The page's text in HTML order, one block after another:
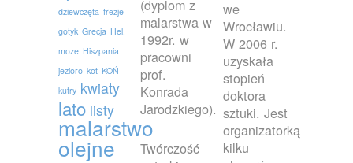
dziewczęta frezje
gotyk Grecja Hel.
moze Hiszpania
jezioro kot KOŃ
kutry kwiaty
lato listy
malarstwo
olejne
(dyplom z
malarstwa w
1992r. w
pracowni
prof.
Konrada
Jarodzkiego).
Twórczość
we
Wrocławiu.
W 2006 r.
uzyskała
stopień
doktora
sztuki. Jest
organizatorką
kilku